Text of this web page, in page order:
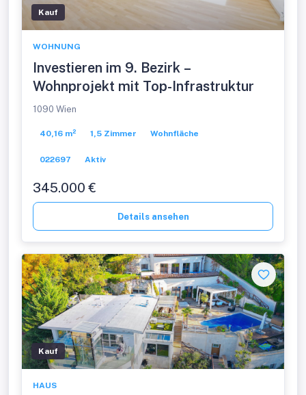
Kauf
WOHNUNG
Investieren im 9. Bezirk –
Wohnprojekt mit Top-Infrastruktur
1090 Wien
40,16 m² 1,5 Zimmer Wohnfläche
022697 Aktiv
345.000 €
Details ansehen
Kauf
HAUS